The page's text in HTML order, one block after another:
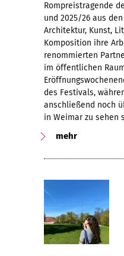
Rompreistragende
und 2025/26 aus
Architektur, Kunst,
Komposition ihre
renommierten
im öffentlichen
des Festivals,
anschließend noch
in Weimar zu sehen
mehr